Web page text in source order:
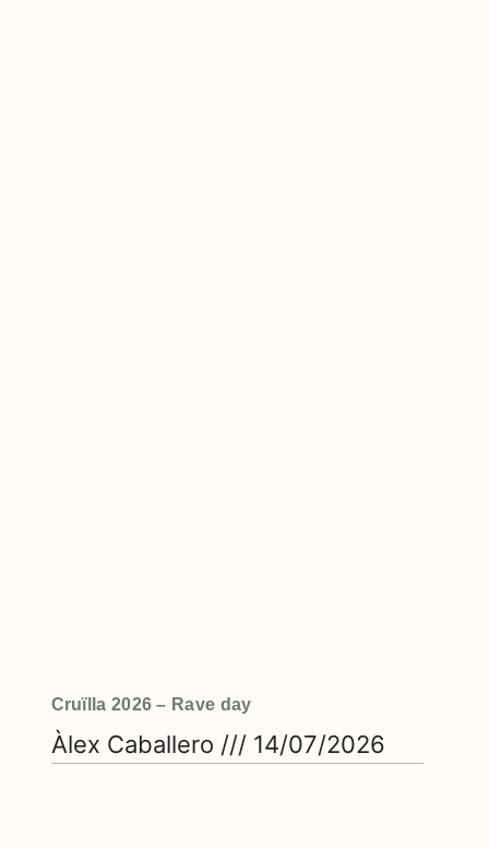
Cruïlla 2026 – Rave day
Àlex Caballero 14/07/2026